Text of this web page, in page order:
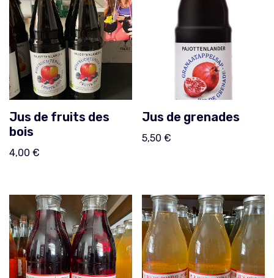
Jus de fruits des
bois
4,00 €
Jus de grenades
5,50€